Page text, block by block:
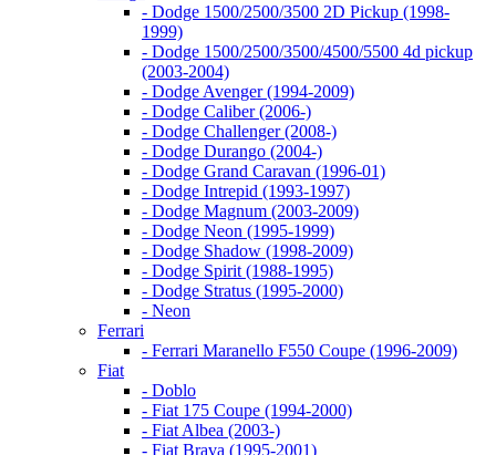
- Dodge 1500/2500/3500 2D Pickup (1998-
1999)
- Dodge 1500/2500/3500/4500/5500 4d pickup
(2003-2004)
- Dodge Avenger (1994-2009)
- Dodge Caliber (2006-)
- Dodge Challenger (2008-)
- Dodge Durango (2004-)
- Dodge Grand Caravan (1996-01)
- Dodge Intrepid (1993-1997)
- Dodge Magnum (2003-2009)
- Dodge Neon (1995-1999)
- Dodge Shadow (1998-2009)
- Dodge Spirit (1988-1995)
- Dodge Stratus (1995-2000)
- Neon
Ferrari
- Ferrari Maranello F550 Coupe (1996-2009)
Fiat
- Doblo
- Fiat 175 Coupe (1994-2000)
- Fiat Albea (2003-)
- Fiat Brava (1995-2001)